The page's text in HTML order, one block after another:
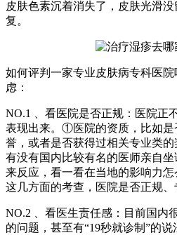
皮肤色素沉着消失了，皮肤光滑
复。
如何评判一家专业皮肤病专科医
虑：
NO.1 、看医院是否正规：医院正
表现出来。①医院的资质，比如
誉，或者是否获得过相关专业类
有没有国内比较有名的医师亲自
来反应，看一看在当地的影响力
这几方面的考查，医院是否正规、
NO.2 、看医生责任感：目前国内
的问题，甚至有“19秒就诊制”的